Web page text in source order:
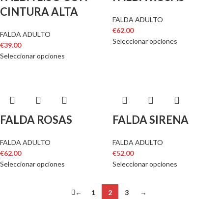
CINTURA ALTA
FALDA ADULTO
€39.00
Seleccionar opciones
FALDA ADULTO
€62.00
Seleccionar opciones
FALDA ROSAS
FALDA ADULTO
€62.00
Seleccionar opciones
FALDA SIRENA
FALDA ADULTO
€52.00
Seleccionar opciones
← 1 2 3 →